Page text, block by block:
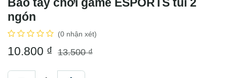
ngón
(0 nhận xét)
10.800 ₫ 13.500₫